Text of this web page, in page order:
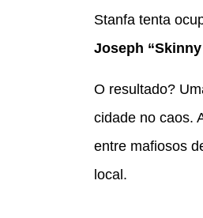
Stanfa tenta
Joseph
O resultado?
cidade no caos.
entre mafiosos
local.